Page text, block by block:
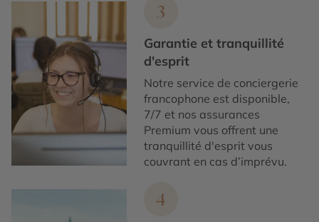
3
Garantie et tranquillité
d'esprit
Notre service de conciergerie
francophone est disponible,
7/7 et nos assurances
Premium vous offrent une
tranquillité d'esprit vous
couvrant en cas d’imprévu.
4